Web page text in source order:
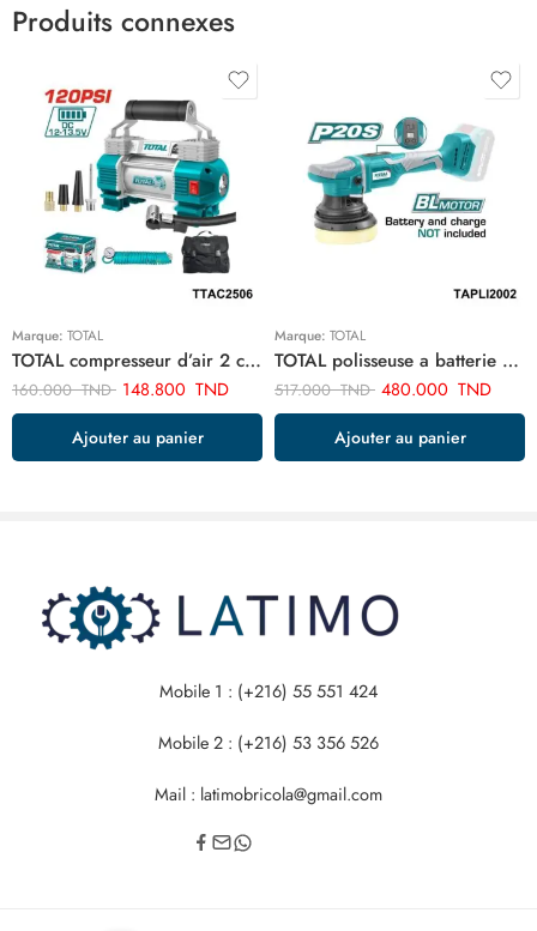
Produits connexes
Marque: TOTAL
TOTAL compresseur d’air 2 cylindre TTAC2506
160.000TND 148.800 TND
Ajouter au panier
Marque: TOTAL
TOTAL polisseuse a batterie TAPLI2002
517.000TND 480.000 TND
Ajouter au panier
Mobile 1 : (+216) 55 551 424
Mobile 2 : (+216) 53 356 526
Mail : latimobricola@gmail.com